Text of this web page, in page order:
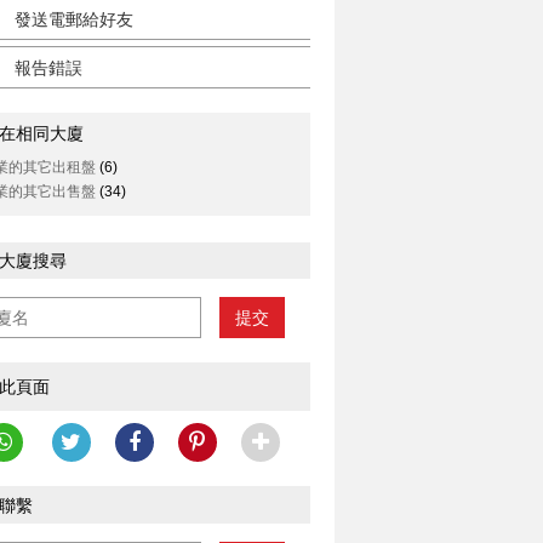
發送電郵給好友
報告錯誤
相同大廈
的其它出租盤 (6)
的其它出售盤 (34)
廈搜尋
提交
頁面
繫